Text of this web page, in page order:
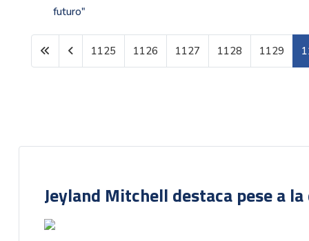
futuro"
Página 1130 de 1599
1125 1126 1127 1128 1129
Jeyland Mitchell destaca pese a